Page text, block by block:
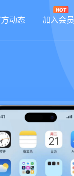
动态 加入会员